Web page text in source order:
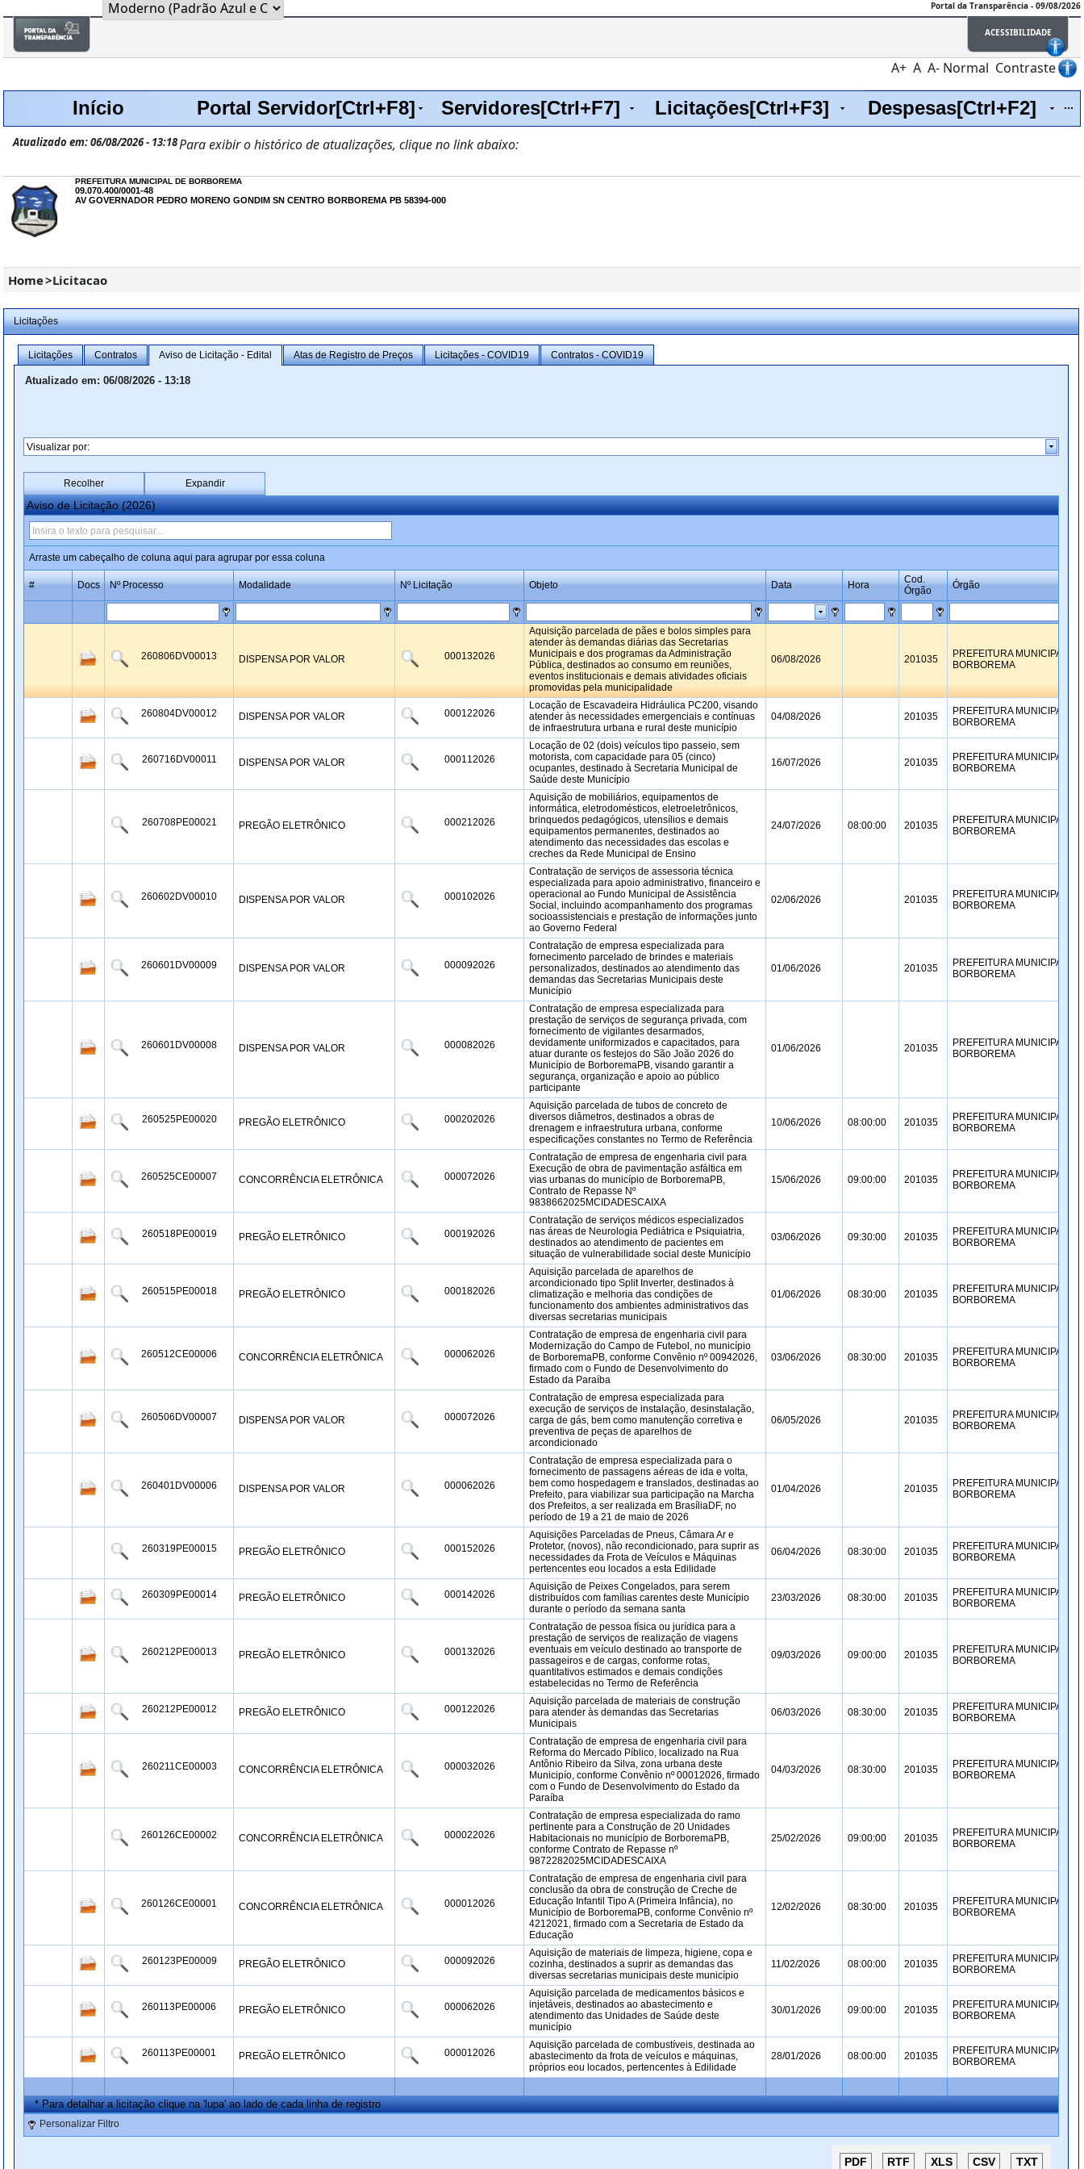
Portal da Transparência - 09/08/2026
ACESSIBILIDADE
A+ A A- Normal Contraste
Início Portal Servidor[Ctrl+F8] Servidores[Ctrl+F7] Licitações[Ctrl+F3] Despesas[Ctrl+F2]
Para exibir o histórico de atualizações, clique no link abaixo:
Atualizado em: 06/08/2026 - 13:18
PREFEITURA MUNICIPAL DE BORBOREMA
09.070.400/0001-48
AV GOVERNADOR PEDRO MORENO GONDIM SN CENTRO BORBOREMA PB 58394-000
Home>Licitacao
Licitações
Licitações Contratos Aviso de Licitação - Edital Atas de Registro de Preços Licitações - COVID19 Contratos - COVID19
Atualizado em: 06/08/2026 - 13:18
Recolher Expandir
Aviso de Licitação (2026)
Arraste um cabeçalho de coluna aqui para agrupar por essa coluna
* Para detalhar a licitação clique na 'lupa' ao lado de cada linha de registro
# Docs Nº Processo Modalidade Nº Licitação Objeto Data Hora
Cod.
Órgão
Órgão
260806DV00013 DISPENSA POR VALOR 000132026
Aquisição parcelada de pães e bolos simples para
atender às demandas diárias das Secretarias
Municipais e dos programas da Administração
Pública, destinados ao consumo em reuniões,
eventos institucionais e demais atividades oficiais
promovidas pela municipalidade
06/08/2026 201035
PREFEITURA MUNICIPAL DE
BORBOREMA
260804DV00012 DISPENSA POR VALOR 000122026
Locação de Escavadeira Hidráulica PC200, visando
atender às necessidades emergenciais e contínuas
de infraestrutura urbana e rural deste município
04/08/2026 201035
PREFEITURA MUNICIPAL DE
BORBOREMA
260716DV00011 DISPENSA POR VALOR 000112026
Locação de 02 (dois) veículos tipo passeio, sem
motorista, com capacidade para 05 (cinco)
ocupantes, destinado à Secretaria Municipal de
Saúde deste Município
16/07/2026 201035
PREFEITURA MUNICIPAL DE
BORBOREMA
260708PE00021 PREGÃO ELETRÔNICO 000212026
Aquisição de mobiliários, equipamentos de
informática, eletrodomésticos, eletroeletrônicos,
brinquedos pedagógicos, utensílios e demais
equipamentos permanentes, destinados ao
atendimento das necessidades das escolas e
creches da Rede Municipal de Ensino
24/07/2026 08:00:00 201035
PREFEITURA MUNICIPAL DE
BORBOREMA
260602DV00010 DISPENSA POR VALOR 000102026
Contratação de serviços de assessoria técnica
especializada para apoio administrativo, financeiro e
operacional ao Fundo Municipal de Assistência
Social, incluindo acompanhamento dos programas
socioassistenciais e prestação de informações junto
ao Governo Federal
02/06/2026 201035
PREFEITURA MUNICIPAL DE
BORBOREMA
260601DV00009 DISPENSA POR VALOR 000092026
Contratação de empresa especializada para
fornecimento parcelado de brindes e materiais
personalizados, destinados ao atendimento das
demandas das Secretarias Municipais deste
Município
01/06/2026 201035
PREFEITURA MUNICIPAL DE
BORBOREMA
260601DV00008 DISPENSA POR VALOR 000082026
Contratação de empresa especializada para
prestação de serviços de segurança privada, com
fornecimento de vigilantes desarmados,
devidamente uniformizados e capacitados, para
atuar durante os festejos do São João 2026 do
Município de BorboremaPB, visando garantir a
segurança, organização e apoio ao público
participante
01/06/2026 201035
PREFEITURA MUNICIPAL DE
BORBOREMA
260525PE00020 PREGÃO ELETRÔNICO 000202026
Aquisição parcelada de tubos de concreto de
diversos diâmetros, destinados a obras de
drenagem e infraestrutura urbana, conforme
especificações constantes no Termo de Referência
10/06/2026 08:00:00 201035
PREFEITURA MUNICIPAL DE
BORBOREMA
260525CE00007 CONCORRÊNCIA ELETRÔNICA 000072026
Contratação de empresa de engenharia civil para
Execução de obra de pavimentação asfáltica em
vias urbanas do município de BorboremaPB,
Contrato de Repasse Nº
9838662025MCIDADESCAIXA
15/06/2026 09:00:00 201035
PREFEITURA MUNICIPAL DE
BORBOREMA
260518PE00019 PREGÃO ELETRÔNICO 000192026
Contratação de serviços médicos especializados
nas áreas de Neurologia Pediátrica e Psiquiatria,
destinados ao atendimento de pacientes em
situação de vulnerabilidade social deste Município
03/06/2026 09:30:00 201035
PREFEITURA MUNICIPAL DE
BORBOREMA
260515PE00018 PREGÃO ELETRÔNICO 000182026
Aquisição parcelada de aparelhos de
arcondicionado tipo Split Inverter, destinados à
climatização e melhoria das condições de
funcionamento dos ambientes administrativos das
diversas secretarias municipais
01/06/2026 08:30:00 201035
PREFEITURA MUNICIPAL DE
BORBOREMA
260512CE00006 CONCORRÊNCIA ELETRÔNICA 000062026
Contratação de empresa de engenharia civil para
Modernização do Campo de Futebol, no município
de BorboremaPB, conforme Convênio nº 00942026,
firmado com o Fundo de Desenvolvimento do
Estado da Paraíba
03/06/2026 08:30:00 201035
PREFEITURA MUNICIPAL DE
BORBOREMA
260506DV00007 DISPENSA POR VALOR 000072026
Contratação de empresa especializada para
execução de serviços de instalação, desinstalação,
carga de gás, bem como manutenção corretiva e
preventiva de peças de aparelhos de
arcondicionado
06/05/2026 201035
PREFEITURA MUNICIPAL DE
BORBOREMA
260401DV00006 DISPENSA POR VALOR 000062026
Contratação de empresa especializada para o
fornecimento de passagens aéreas de ida e volta,
bem como hospedagem e translados, destinadas ao
Prefeito, para viabilizar sua participação na Marcha
dos Prefeitos, a ser realizada em BrasíliaDF, no
período de 19 a 21 de maio de 2026
01/04/2026 201035
PREFEITURA MUNICIPAL DE
BORBOREMA
260319PE00015 PREGÃO ELETRÔNICO 000152026
Aquisições Parceladas de Pneus, Câmara Ar e
Protetor, (novos), não recondicionado, para suprir as
necessidades da Frota de Veículos e Máquinas
pertencentes eou locados a esta Edilidade
06/04/2026 08:30:00 201035
PREFEITURA MUNICIPAL DE
BORBOREMA
260309PE00014 PREGÃO ELETRÔNICO 000142026
Aquisição de Peixes Congelados, para serem
distribuídos com famílias carentes deste Município
durante o período da semana santa
23/03/2026 08:30:00 201035
PREFEITURA MUNICIPAL DE
BORBOREMA
260212PE00013 PREGÃO ELETRÔNICO 000132026
Contratação de pessoa física ou jurídica para a
prestação de serviços de realização de viagens
eventuais em veículo destinado ao transporte de
passageiros e de cargas, conforme rotas,
quantitativos estimados e demais condições
estabelecidas no Termo de Referência
09/03/2026 09:00:00 201035
PREFEITURA MUNICIPAL DE
BORBOREMA
260212PE00012 PREGÃO ELETRÔNICO 000122026
Aquisição parcelada de materiais de construção
para atender às demandas das Secretarias
Municipais
06/03/2026 08:30:00 201035
PREFEITURA MUNICIPAL DE
BORBOREMA
260211CE00003 CONCORRÊNCIA ELETRÔNICA 000032026
Contratação de empresa de engenharia civil para
Reforma do Mercado Píblico, localizado na Rua
Antônio Ribeiro da Silva, zona urbana deste
Municipío, conforme Convênio nº 00012026, firmado
com o Fundo de Desenvolvimento do Estado da
Paraíba
04/03/2026 08:30:00 201035
PREFEITURA MUNICIPAL DE
BORBOREMA
260126CE00002 CONCORRÊNCIA ELETRÔNICA 000022026
Contratação de empresa especializada do ramo
pertinente para a Construção de 20 Unidades
Habitacionais no município de BorboremaPB,
conforme Contrato de Repasse nº
9872282025MCIDADESCAIXA
25/02/2026 09:00:00 201035
PREFEITURA MUNICIPAL DE
BORBOREMA
260126CE00001 CONCORRÊNCIA ELETRÔNICA 000012026
Contratação de empresa de engenharia civil para
conclusão da obra de construção de Creche de
Educação Infantil Tipo A (Primeira Infância), no
Município de BorboremaPB, conforme Convênio nº
4212021, firmado com a Secretaria de Estado da
Educação
12/02/2026 08:30:00 201035
PREFEITURA MUNICIPAL DE
BORBOREMA
260123PE00009 PREGÃO ELETRÔNICO 000092026
Aquisição de materiais de limpeza, higiene, copa e
cozinha, destinados a suprir as demandas das
diversas secretarias municipais deste município
11/02/2026 08:00:00 201035
PREFEITURA MUNICIPAL DE
BORBOREMA
260113PE00006 PREGÃO ELETRÔNICO 000062026
Aquisição parcelada de medicamentos básicos e
injetáveis, destinados ao abastecimento e
atendimento das Unidades de Saúde deste
município
30/01/2026 09:00:00 201035
PREFEITURA MUNICIPAL DE
BORBOREMA
260113PE00001 PREGÃO ELETRÔNICO 000012026
Aquisição parcelada de combustíveis, destinada ao
abastecimento da frota de veículos e máquinas,
próprios eou locados, pertencentes à Edilidade
28/01/2026 08:00:00 201035
PREFEITURA MUNICIPAL DE
BORBOREMA
Personalizar Filtro